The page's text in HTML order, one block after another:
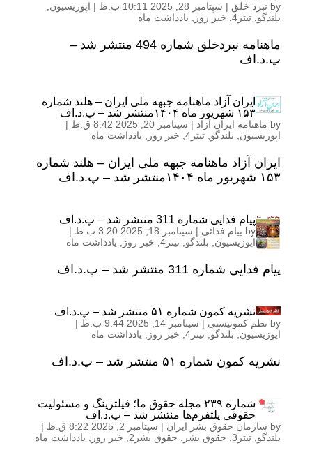
by نبرد خلق | سپتامبر 28, 2025 10:11 ب.ظ | اپوزیسیون
بلندگو تیتر4 , خبر روز یادداشت ماه
ماهنامه نبردخلق شماره 494 منتشر شد –
پ.د.اف
ایران آزاد ماهنامه جبهه ملی ایران – هلند شماره
١۵۳ شهریور ماه ۱۴۰۴منتشر شد – پ.د.اف
by ماهنامه ایران آزاد | سپتامبر 20, 2025 8:42 ق.ظ
|
اپوزیسیون
بلندگو تیتر4 , خبر روز یادداشت ماه
ایران آزاد ماهنامه جبهه ملی ایران – هلند شماره
١۵۳ شهریور ماه ۱۴۰۴منتشر شد – پ.د.اف
پیام فدایی شماره 311 منتشر شد – پ.د.اف
by پیام فدائی | سپتامبر 18, 2025 3:20 ب.ظ
|
اپوزیسیون
بلندگو تیتر4 , خبر روز یادداشت ماه
پیام فدایی شماره 311 منتشر شد – پ.د.اف
نشریه کمون شماره ۵۱ منتشر شد – پ.د.اف
by نظم کمونیستی | سپتامبر 14, 2025 9:44 ب.ظ
|
اپوزیسیون
بلندگو تیتر4 , خبر روز یادداشت ماه
نشریه کمون شماره ۵۱ منتشر شد – پ.د.اف
شماره ۲۳۹ مجله حقوق ما؛ فیلترینگ و مسئولیت
حقوقی پلتفرم‌ها منتشر شد – پ.د.اف
by سازمان حقوق بشر ایران | سپتامبر 2, 2025 8:22 ق.ظ
|
بلندگو تیتر3 , حقوق بشر حقوق بشر2 خبر روز یادداشت ماه